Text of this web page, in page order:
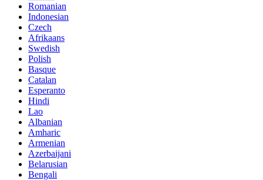
Romanian
Indonesian
Czech
Afrikaans
Swedish
Polish
Basque
Catalan
Esperanto
Hindi
Lao
Albanian
Amharic
Armenian
Azerbaijani
Belarusian
Bengali